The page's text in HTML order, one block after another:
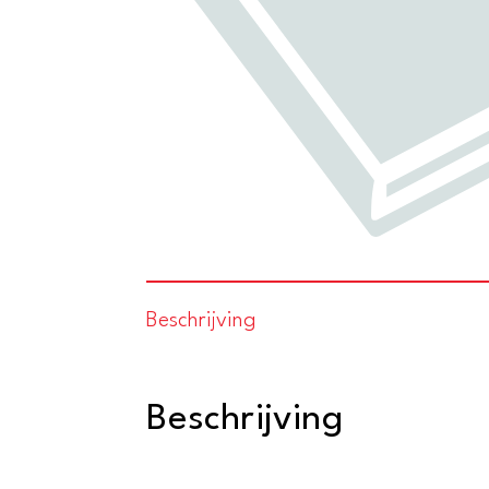
Beschrijving
Beschrijving